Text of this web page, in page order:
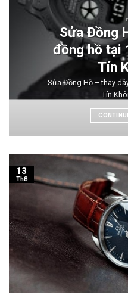
Sửa Đồng
đồng hồ tại
Tín
Sửa Đồng Hồ – thay
Tín
13
Th8